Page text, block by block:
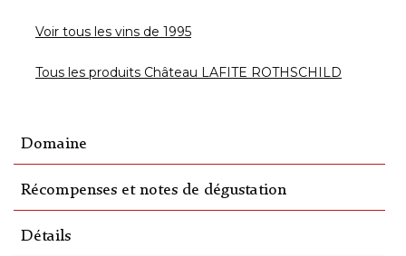
Voir tous les vins de 1995
Tous les produits Château LAFITE ROTHSCHILD
Domaine
Récompenses et notes de dégustation
Détails